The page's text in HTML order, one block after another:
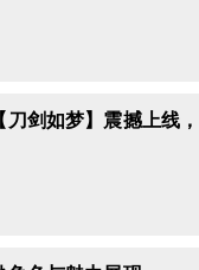
剑如梦】震撼上线，